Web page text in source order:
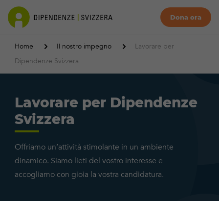
Dona ora
Home Il nostro impegno
Lavorare per
Dipendenze Svizzera
Lavorare per Dipendenze
Svizzera
Offriamo un’attività stimolante in un ambiente
dinamico. Siamo lieti del vostro interesse e
accogliamo con gioia la vostra candidatura.